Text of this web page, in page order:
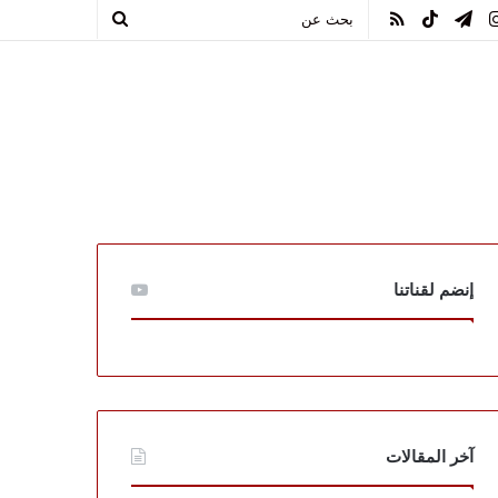
بحث
ملخصTikTok تيلقرام
انستقرام
إنضم لقناتنا
آخر المقالات